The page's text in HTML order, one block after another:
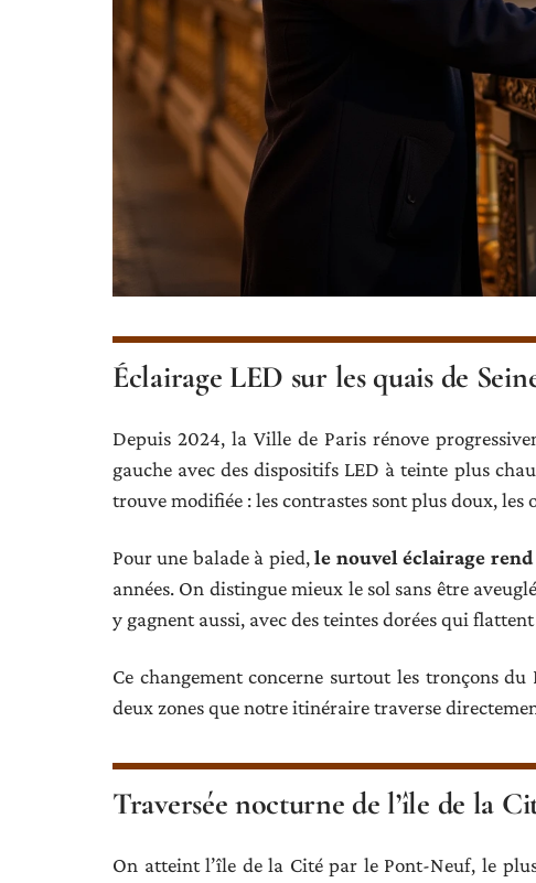
Éclairage LED sur les quais de
Depuis 2024, la Ville de Paris rénove
gauche avec des dispositifs LED à teinte plus
trouve modifiée : les contrastes sont plus doux, les
Pour une balade à pied,le nouvel éclairage
années. On distingue mieux le sol sans être
y gagnent aussi, avec des teintes dorées qui
Ce changement concerne surtout les tronçons
deux zones que notre itinéraire traverse
Traversée nocturne de l’île de la
On atteint l’île de la Cité par le Pont-Neuf, le